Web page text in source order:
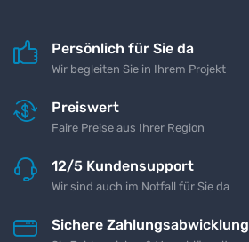
Persönlich für Sie da
Wir begleiten Sie in Ihrem Projekt
Preiswert
Faire Preise aus Ihrer Region
12/5 Kundensupport
Wir sind auch im Notfall für Sie da
Sichere Zahlungsabwicklung